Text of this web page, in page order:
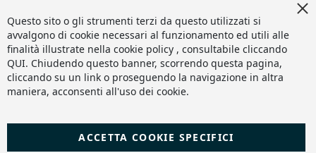
Questo sito o gli strumenti terzi da questo utilizzati si
avvalgono di cookie necessari al funzionamento ed utili alle
finalità illustrate nella cookie policy , consultabile cliccando
QUI. Chiudendo questo banner, scorrendo questa pagina,
cliccando su un link o proseguendo la navigazione in altra
maniera, acconsenti all'uso dei cookie.
ACCETTA COOKIE SPECIFICI